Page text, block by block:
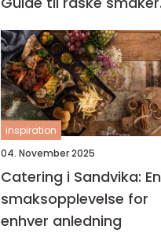
på Sotra
inspiration
04. November 2025
Catering i Sandvika: En
smaksopplevelse for
enhver anledning